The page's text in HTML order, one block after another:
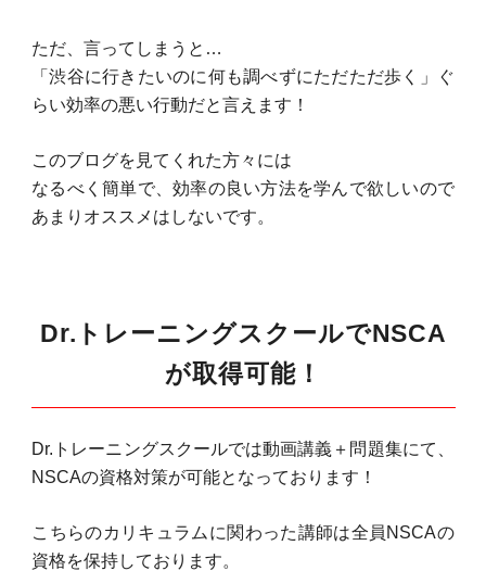
ただ、言ってしまうと…
「渋谷に行きたいのに何も調べずにただただ歩く」ぐ
らい効率の悪い行動だと言えます！
このブログを見てくれた方々には
なるべく簡単で、効率の良い方法を学んで欲しいので
あまりオススメはしないです。
Dr.トレーニングスクールでNSCA
が取得可能！
Dr.トレーニングスクールでは動画講義＋問題集にて、
NSCAの資格対策が可能となっております！
こちらのカリキュラムに関わった講師は全員NSCAの
資格を保持しております。